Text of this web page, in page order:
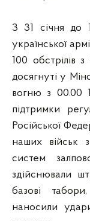
З 31 січня до
української
100 обстрілів
досягнуті у
вогню з 00.00
підтримки
Російської
наших військ
систем
здійснювали
базові
наносили